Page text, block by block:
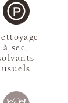
à sec,
usuels